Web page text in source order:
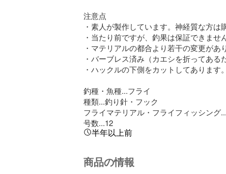
注意点
・素人が製作しています。神経質な方は
・当たり前ですが、釣果は保証できません
・マテリアルの都合より若干の変更があ
・バーブレス済み（カエシを折ってある
・ハックルの下側をカットしてあります。
釣種・魚種...フライ
種類...釣り針・フック
フライマテリアル・フライフィッシング
号数...12
半年以上前
商品の情報